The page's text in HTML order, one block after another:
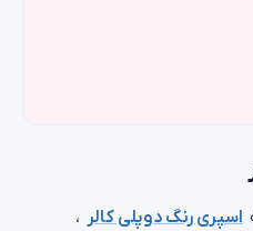
اسپری رنگ دوپلی کالر ،